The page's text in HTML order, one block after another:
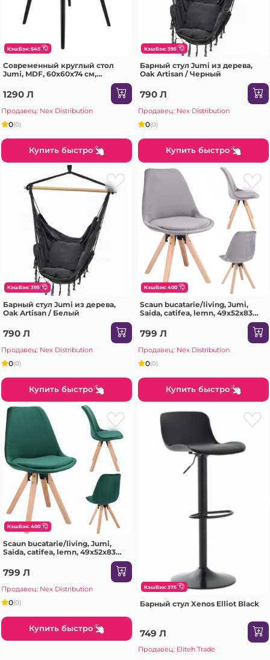
КэшБэк: 645
Современный круглый стол
Jumi, MDF, 60x60x74 см,
скандинавский стиль, Черный/
Черный
1290 Л
Продавец: Nex Distribution
0(0)
Купить быстро
КэшБэк: 395
Барный стул Jumi из дерева,
Oak Artisan / Черный
790 Л
Продавец: Nex Distribution
0(0)
Купить быстро
КэшБэк: 395
Барный стул Jumi из дерева,
Oak Artisan / Белый
790 Л
Продавец: Nex Distribution
0(0)
Купить быстро
КэшБэк: 400
Scaun bucatarie/living, Jumi,
Saida, catifea, lemn, 49x52x83
799 Л
Продавец: Nex Distribution
0(0)
Купить быстро
КэшБэк: 400
Scaun bucatarie/living, Jumi,
Saida, catifea, lemn, 49x52x83
799 Л
Продавец: Nex Distribution
0(0)
Купить быстро
КэшБэк: 375
Барный стул Xenos Elliot Black
749 Л
Продавец: Eliteh Trade